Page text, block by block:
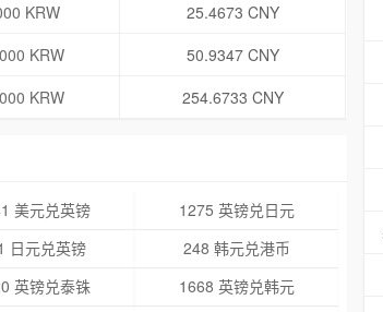
KRW
25.4673 CNY
KRW
50.9347 CNY
KRW 254.6733 CNY
美元兑英镑
1275 英镑兑日元
日元兑英镑
248 韩元兑港币
英镑兑泰铢
1668 英镑兑韩元